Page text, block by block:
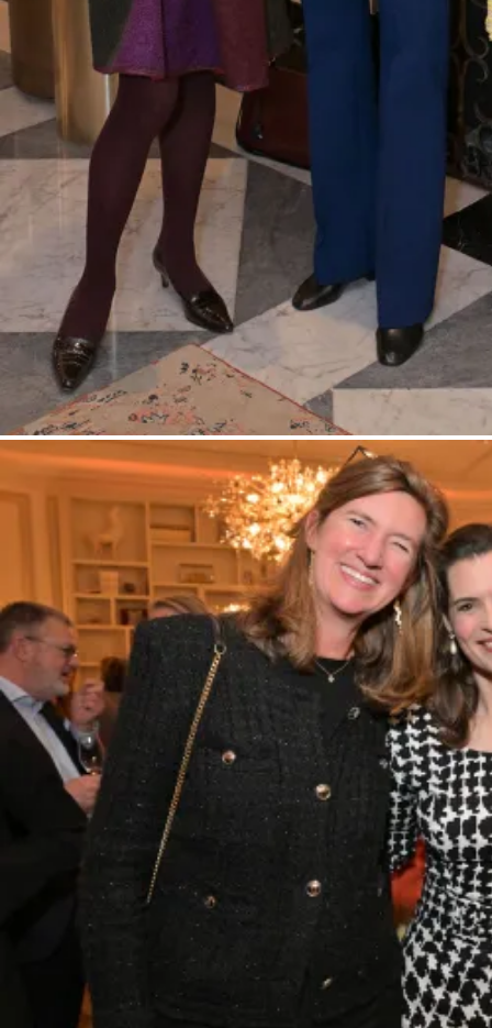
Siggi Spiegelburg Couture, Julia Jäkel ehemal.CeO Gruner + Jahr und AR,